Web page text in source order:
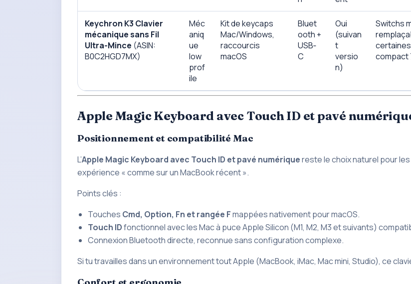
Keychron K3 Clavier
mécanique sans Fil
Ultra-Mince (ASIN:
B0C2HGD7MX)
Méc
aniq
ue
low
prof
ile
Kit de keycaps
Mac/Windows,
raccourcis
macOS
Bluet
ooth +
USB‑
C
Oui
(suivan
t
versio
n)
Switchs
compact
Apple Magic Keyboard avec Touch ID et pavé
Positionnement et compatibilité Mac
L’Apple Magic Keyboard avec Touch ID et pavé numériquereste le choix naturel pour
expérience « comme sur un MacBook récent ».
Points clés :
Touches Cmd, Option, Fn et rangée Fmappées nativement pour macOS.
Touch IDfonctionnel avec les Mac à puce Apple Silicon (M1, M2, M3 et suivants)
Connexion Bluetooth directe, reconnue sans configuration complexe.
Si tu travailles dans un environnement tout Apple (MacBook, iMac, Mac mini, Studio), ce